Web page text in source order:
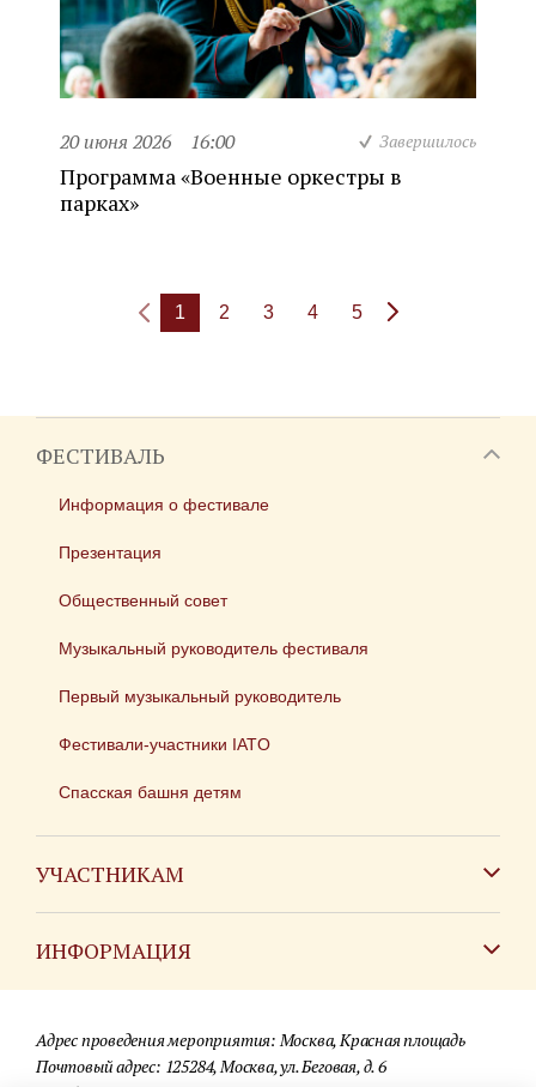
20 июня 2026 16:00 Завершилось
Программа «Военные оркестры в
парках»
1 2 3 4 5
ФЕСТИВАЛЬ
Информация о фестивале
Презентация
Общественный совет
Музыкальный руководитель фестиваля
Первый музыкальный руководитель
Фестивали-участники IATO
Спасская башня детям
УЧАСТНИКАМ
ИНФОРМАЦИЯ
Для СМИ
Адрес проведения мероприятия: Москва, Красная площадь
Почтовый адрес: 125284, Москва, ул. Беговая, д. 6